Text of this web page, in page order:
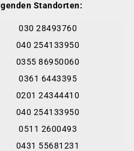
Standorten:
030 28493760
040 254133950
0355 86950060
0361 6443395
0201 24344410
040 254133950
0511 2600493
0431 55681231